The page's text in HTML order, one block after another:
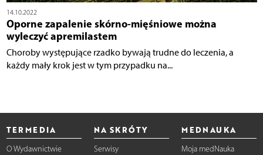
14.10.2022
Oporne zapalenie skórno-mięśniowe można
wyleczyć apremilastem
Choroby występujące rzadko bywają trudne do leczenia, a
każdy mały krok jest w tym przypadku na...
TERMEDIA
O Wydawnictwie
NA SKRÓTY
Serwisy
MEDNAUKA
Moja medNauka